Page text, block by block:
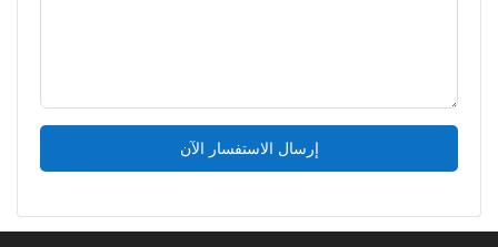
إرسال الاستفسار الآن